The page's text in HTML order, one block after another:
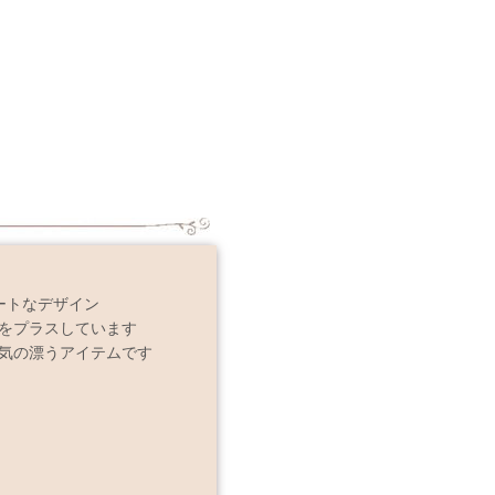
トなデザイン
プラスしています
の漂うアイテムです